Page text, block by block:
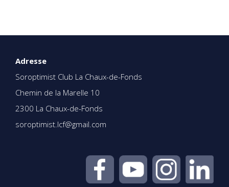
Adresse
Soroptimist Club La Chaux-de-Fonds
Chemin de la Marelle 10
2300 La Chaux-de-Fonds
soroptimist.lcf@gmail.com